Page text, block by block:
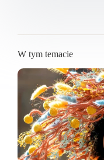
W tym temacie